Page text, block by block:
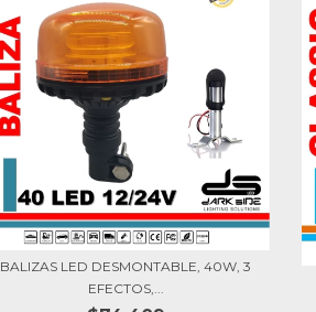
BALIZAS LED DESMONTABLE, 40W, 3
EFECTOS,...